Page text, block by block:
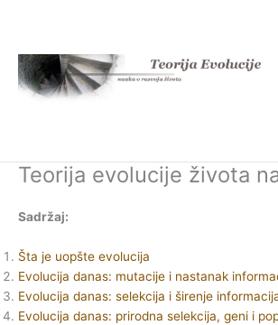
Teorija evolucije života
Sadržaj:
Šta je uopšte evolucija
Evolucija danas: mutacije i nastanak
Evolucija danas: selekcija i širenje
Evolucija danas: prirodna selekcija, geni i